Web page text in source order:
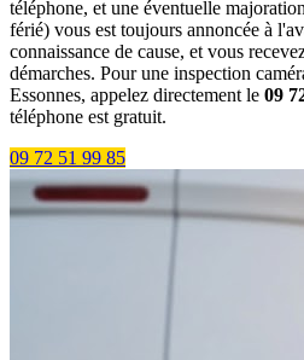
téléphone, et une éventuelle
férié) vous est toujours annoncée à
connaissance de cause, et vous
démarches. Pour une inspection
Essonnes, appelez directement le 09
téléphone est gratuit.
09 72 51 99 85